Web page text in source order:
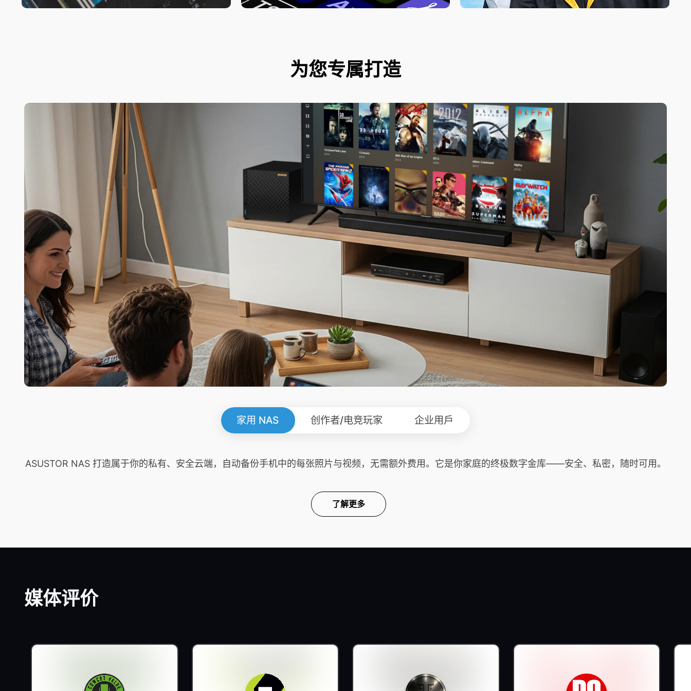
为您专属打造
家用 NAS 创作者/电竞玩家 企业用戶
ASUSTOR NAS 打造属于你的私有、安全云端，自动备份手机中的每张照片与视频，无需额外费用。它是你家庭的终极数字金库——安全、私密，随时可用。
了解更多
媒体评价